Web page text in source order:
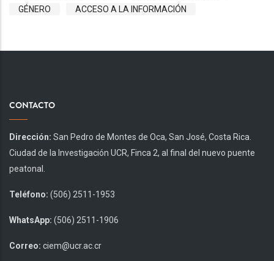
GÉNERO
ACCESO A LA INFORMACIÓN
CONTACTO
Dirección: San Pedro de Montes de Oca, San José, Costa Rica.
Ciudad de la Investigación UCR, Finca 2, al final del nuevo puente
peatonal.
Teléfono: (506) 2511-1953
WhatsApp: (506) 2511-1906
Correo: ciem@ucr.ac.cr